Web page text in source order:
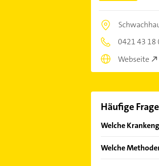
0421 43 18
Webseite
Häufige
Welche
Sonn- und
Welche